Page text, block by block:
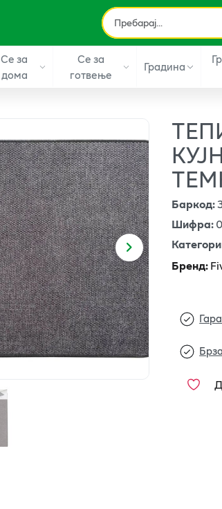
Се за
дома
Се за
готвење
Градина
Баркод:
Шифра:
Бренд: